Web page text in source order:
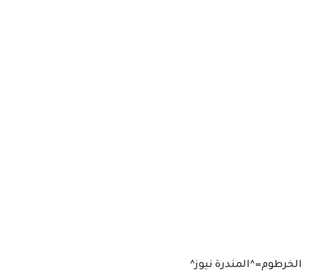
الخرطوم=^المندرة نيوز^